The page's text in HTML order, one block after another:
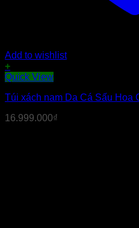
Add to wishlist
+
Quick View
Túi xách nam Da Cá Sấu Hoa
16.999.000₫